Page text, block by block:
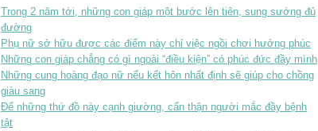
Trong 2 năm tới, những con giáp một bước lên tiên, sung sướng đủ
đường
Phụ nữ sở hữu được các điểm này chỉ việc ngồi chơi hưởng phúc
Những con giáp chẳng có gì ngoài “điều kiện” có phúc đức đầy mình
Những cung hoàng đạo nữ nếu kết hôn nhất định sẽ giúp cho chồng
giàu sang
Để những thứ đồ này cạnh giường, cẩn thận người mắc đầy bệnh
tật